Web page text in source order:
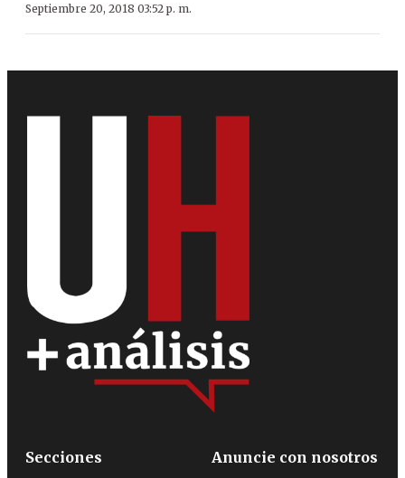
Septiembre 20, 2018 03:52 p. m.
Secciones
Anuncie con nosotros